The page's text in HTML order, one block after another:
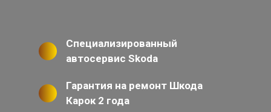
Специализированный
автосервис Skoda
Гарантия на ремонт Шкода
Карок 2 года